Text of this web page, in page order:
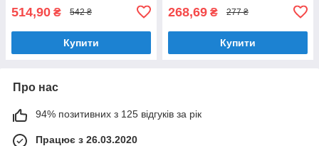
514,90 ₴ 542 ₴
Купити
268,69 ₴ 277 ₴
Купити
Про нас
94% позитивних з 125 відгуків за рік
Працює з 26.03.2020